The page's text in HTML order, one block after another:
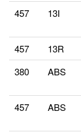
457 13I
457 13R
380
ABS
457 ABS